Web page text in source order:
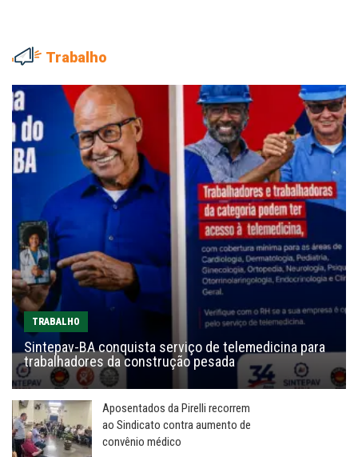
Trabalho
TRABALHO
Sintepav-BA conquista serviço de telemedicina para
trabalhadores da construção pesada
Aposentados da Pirelli recorrem
ao Sindicato contra aumento de
convênio médico